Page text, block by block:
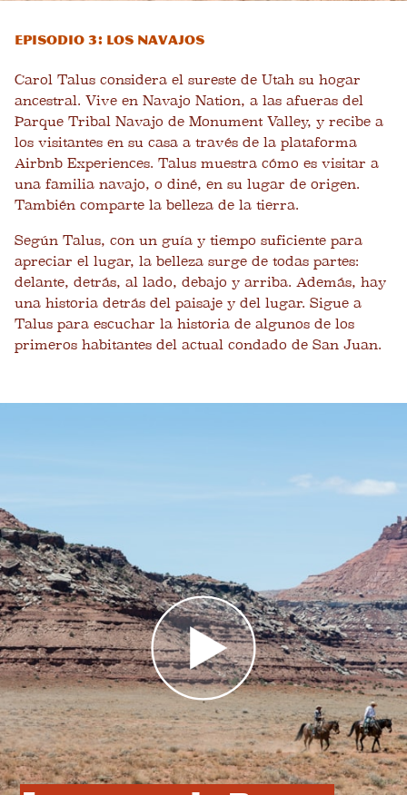
Episodio 3: Los navajos
Carol Talus considera el sureste de Utah su hogar
ancestral. Vive en Navajo Nation, a las afueras del
Parque Tribal Navajo de Monument Valley, y recibe a
los visitantes en su casa a través de la plataforma
Airbnb Experiences. Talus muestra cómo es visitar a
una familia navajo, o diné, en su lugar de origen.
También comparte la belleza de la tierra.
Según Talus, con un guía y tiempo suficiente para
apreciar el lugar, la belleza surge de todas partes:
delante, detrás, al lado, debajo y arriba. Además, hay
una historia detrás del paisaje y del lugar. Sigue a
Talus para escuchar la historia de algunos de los
primeros habitantes del actual condado de San Juan.